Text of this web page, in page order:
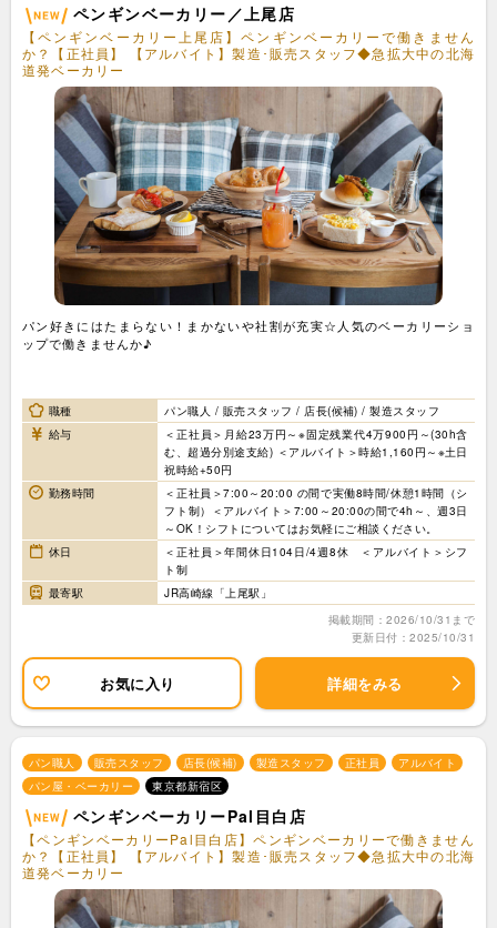
ペンギンベーカリー／上尾店
【ペンギンベーカリー上尾店】ペンギンベーカリーで働きません
か？【正社員】 【アルバイト】製造･販売スタッフ◆急拡大中の北海
道発ベーカリー
パン好きにはたまらない！まかないや社割が充実☆人気のベーカリーショ
ップで働きませんか♪
職種
パン職人 / 販売スタッフ / 店長(候補) / 製造スタッフ
給与
＜正社員＞月給23万円～※固定残業代4万900円～(30h含
む、超過分別途支給) ＜アルバイト＞時給1,160円～※土日
祝時給+50円
勤務時間
＜正社員＞7:00～20:00 の間で実働8時間/休憩1時間（シ
フト制）＜アルバイト＞7:00～20:00の間で4h～、週3日
～OK！シフトについてはお気軽にご相談ください。
休日
＜正社員＞年間休日104日/4週8休 ＜アルバイト＞シフ
ト制
最寄駅
JR高崎線「上尾駅」
掲載期間：2026/10/31まで
更新日付：2025/10/31
お気に入り 詳細をみる
パン職人 販売スタッフ 店長(候補) 製造スタッフ 正社員
アルバイト
パン屋・ベーカリー
東京都新宿区
ペンギンベーカリーPal目白店
【ペンギンベーカリーPal目白店】ペンギンベーカリーで働きません
か？【正社員】 【アルバイト】製造･販売スタッフ◆急拡大中の北海
道発ベーカリー